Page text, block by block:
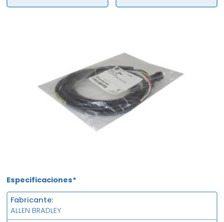
Especificaciones*
Fabricante
ALLEN BRADLEY